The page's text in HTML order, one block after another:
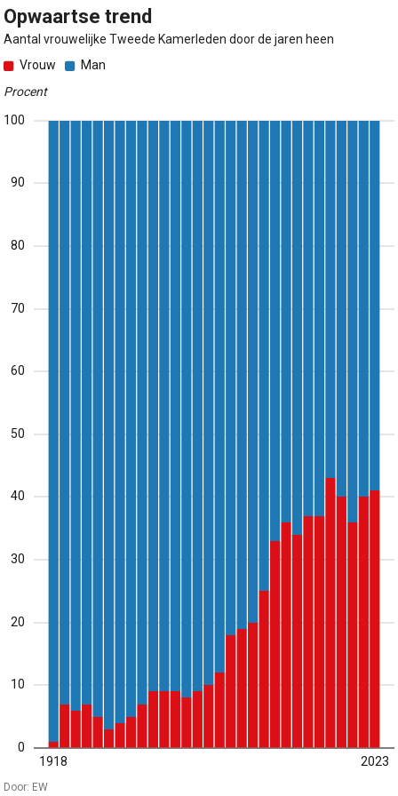
Opwaartse trend
Aantal vrouwelijke Tweede Kamerleden door de jaren heen
Procent
Vrouw Man
1918 2023
0
10
20
30
40
50
60
70
80
90
100
Door: EW